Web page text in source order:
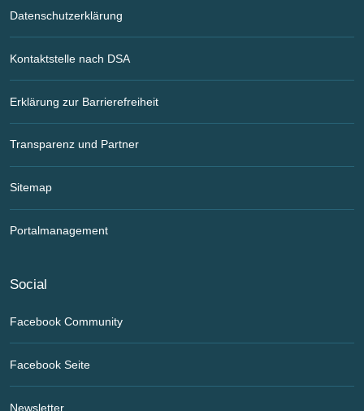
Datenschutzerklärung
Kontaktstelle nach DSA
Erklärung zur Barrierefreiheit
Transparenz und Partner
Sitemap
Portalmanagement
Social
Facebook Community
Facebook Seite
Newsletter